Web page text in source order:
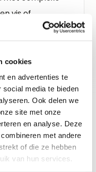
cookies
en advertenties te
media te bieden
Ook delen we
site met onze
en analyse. Deze
met andere
of die ze hebben
van hun services.
vis of
gevogelte.